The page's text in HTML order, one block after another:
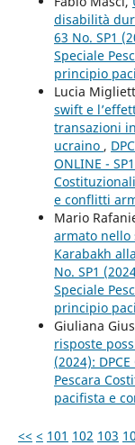
disabilità
63 No. SP1
Speciale
principio
Lucia
swift e
transazioni
ucraino ,
ONLINE -
e conflitti
Mario
armato nello
Karabakh
No. SP1
Speciale
principio
Giuliana
risposte
(2024):
Pescara
pacifista e
<< < 101 102 103